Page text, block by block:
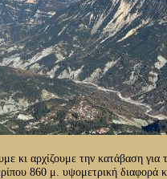
κι αρχίζουμε την κατάβαση για
860 μ. υψομετρική διαφορά